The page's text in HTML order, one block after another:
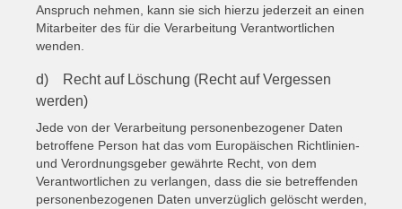
Anspruch nehmen, kann sie sich hierzu jederzeit an einen
Mitarbeiter des für die Verarbeitung Verantwortlichen
wenden.
d) Recht auf Löschung (Recht auf Vergessen
werden)
Jede von der Verarbeitung personenbezogener Daten
betroffene Person hat das vom Europäischen Richtlinien-
und Verordnungsgeber gewährte Recht, von dem
Verantwortlichen zu verlangen, dass die sie betreffenden
personenbezogenen Daten unverzüglich gelöscht werden,